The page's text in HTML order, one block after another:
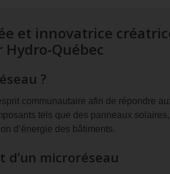
et innovatrice
Québec
?
communautaire afin de répondre
tels que des panneaux
d’énergie des bâtiments.
d’un microréseau